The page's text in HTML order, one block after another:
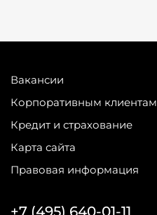
Вакансии
Корпоративным клиентам
Кредит и страхование
Карта сайта
Правовая информация
+7 (495) 640-01-11